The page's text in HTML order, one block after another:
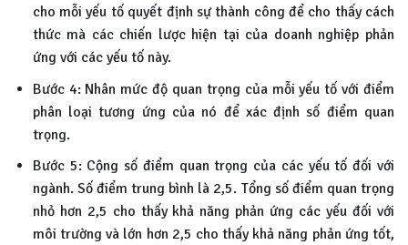
cho mỗi yếu tố quyết định sự thành công để cho thấy cách
thức mà các chiến lược hiện tại của doanh nghiệp phản
ứng với các yếu tố này.
Bước 4: Nhân mức độ quan trọng của mỗi yếu tố với điểm
phân loại tương ứng của nó để xác định số điểm quan
trọng.
Bước 5: Cộng số điểm quan trọng của các yếu tố đối với
ngành. Số điểm trung bình là 2,5. Tổng số điểm quan trọng
nhỏ hơn 2,5 cho thấy khả năng phản ứng các yếu đối với
môi trường và lớn hơn 2,5 cho thấy khả năng phản ứng tốt,